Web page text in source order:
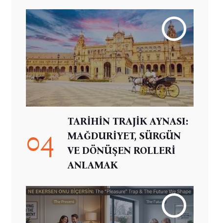
04
TARİHİN TRAJİK AYNASI:
MAĞDURİYET, SÜRGÜN
VE DÖNÜŞEN ROLLERİ
ANLAMAK